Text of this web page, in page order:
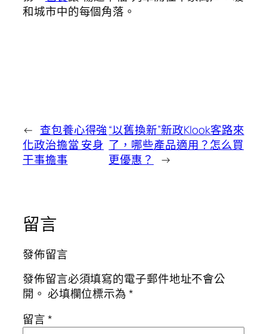
和城市中的每個角落。
← 查包養心得強
化政治擔當 安身
干事擔事
“以舊換新”新政Klook客路來
了，哪些產品適用？怎么買
更優惠？
→
留言
發佈留言
發佈留言必須填寫的電子郵件地址不會公
開。 必填欄位標示為*
留言*